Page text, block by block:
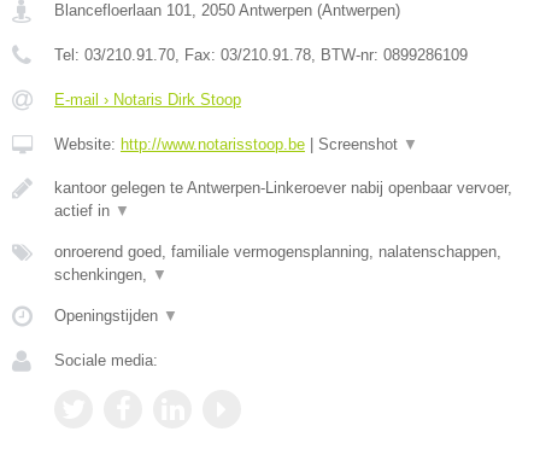
Blancefloerlaan 101, 2050 Antwerpen (Antwerpen)
Tel: 03/210.91.70, Fax: 03/210.91.78, BTW-nr: 0899286109
E-mail › Notaris Dirk Stoop
Website: http://www.notarisstoop.be Screenshot ▼
kantoor gelegen te Antwerpen-Linkeroever nabij openbaar vervoer,
actief in ▼
onroerend goed, familiale vermogensplanning, nalatenschappen,
schenkingen, ▼
Openingstijden ▼
Sociale media: